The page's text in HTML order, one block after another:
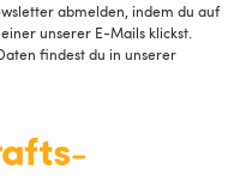
abmelden, indem du auf
unserer E-Mails klickst.
findest du in unserer